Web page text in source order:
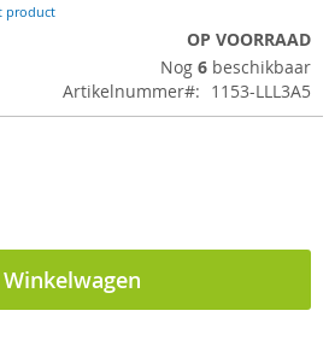
product
OP VOORRAAD
Nog 6 beschikbaar
Artikelnummer
1153-LLL3A5